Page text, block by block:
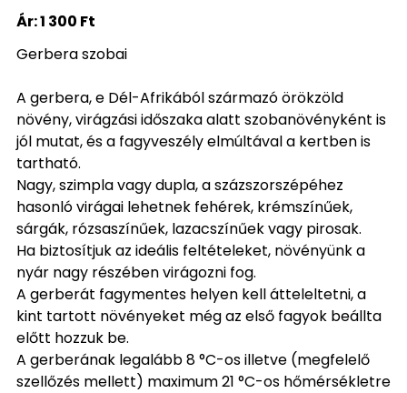
Ár:1 300 Ft
Gerbera szobai
A gerbera, e Dél-Afrikából származó örökzöld
növény, virágzási időszaka alatt szobanövényként is
jól mutat, és a fagyveszély elmúltával a kertben is
tartható.
Nagy, szimpla vagy dupla, a százszorszépéhez
hasonló virágai lehetnek fehérek, krémszínűek,
sárgák, rózsaszínűek, lazacszínűek vagy pirosak.
Ha biztosítjuk az ideális feltételeket, növényünk a
nyár nagy részében virágozni fog.
A gerberát fagymentes helyen kell átteleltetni, a
kint tartott növényeket még az első fagyok beállta
előtt hozzuk be.
A gerberának legalább 8 °C-os illetve (megfelelő
szellőzés mellett) maximum 21 °C-os hőmérsékletre